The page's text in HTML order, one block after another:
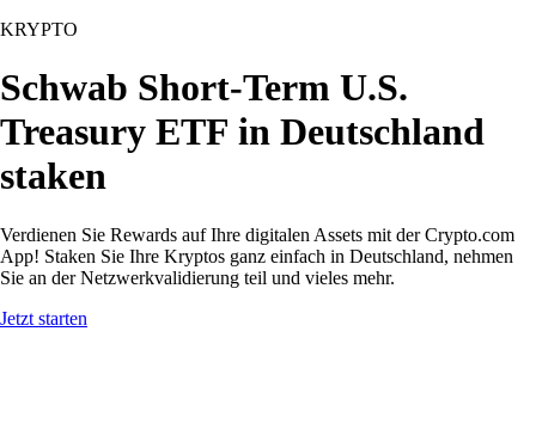
KRYPTO
Schwab Short-Term U.S.
Treasury ETF in Deutschland
staken
Verdienen Sie Rewards auf Ihre digitalen Assets mit der Crypto.com
App! Staken Sie Ihre Kryptos ganz einfach in Deutschland, nehmen
Sie an der Netzwerkvalidierung teil und vieles mehr.
Jetzt starten